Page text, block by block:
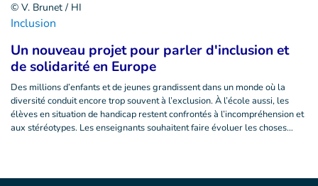
© V. Brunet / HI
Inclusion
Un nouveau projet pour parler d'inclusion et
de solidarité en Europe
Des millions d’enfants et de jeunes grandissent dans un monde où la
diversité conduit encore trop souvent à l’exclusion. À l’école aussi, les
élèves en situation de handicap restent confrontés à l’incompréhension et
aux stéréotypes. Les enseignants souhaitent faire évoluer les choses…